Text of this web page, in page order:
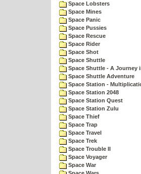
Space Lobsters
Space Mines
Space Panic
Space Pussies
Space Rescue
Space Rider
Space Shot
Space Shuttle
Space Shuttle - A Journey
Space Shuttle Adventure
Space Station -
Space Station 2048
Space Station Quest
Space Station Zulu
Space Thief
Space Trap
Space Travel
Space Trek
Space Trouble II
Space Voyager
Space War